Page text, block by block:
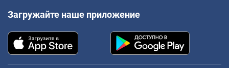
Загружайте наше приложение